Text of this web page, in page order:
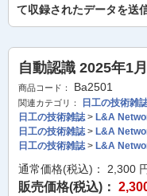
て収録されたデータを送
自動認識 2025年1
商品コード： Ba2501
関連カテゴリ：
日工の技術雑
日工の技術雑誌> L&A
日工の技術雑誌> L&A
日工の技術雑誌> L&A
通常価格(税込)： 2,300
販売価格(税込)：